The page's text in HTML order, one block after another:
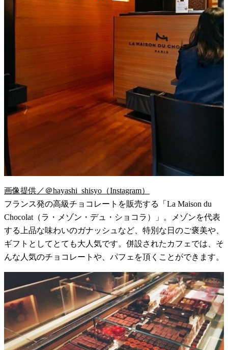
画像提供／＠hayashi_shisyo（Instagram）
フランス発の高級チョコレートを販売する「La Maison du
Chocolat（ラ・メゾン・デュ・ショコラ）」。メゾンを代表
する上品な味わいのガナッシュなど、特別な日のご褒美や、
ギフトとしてとても大人気です。併設されたカフェでは、そ
んな人気のチョコレートや、パフェを頂くことができます。